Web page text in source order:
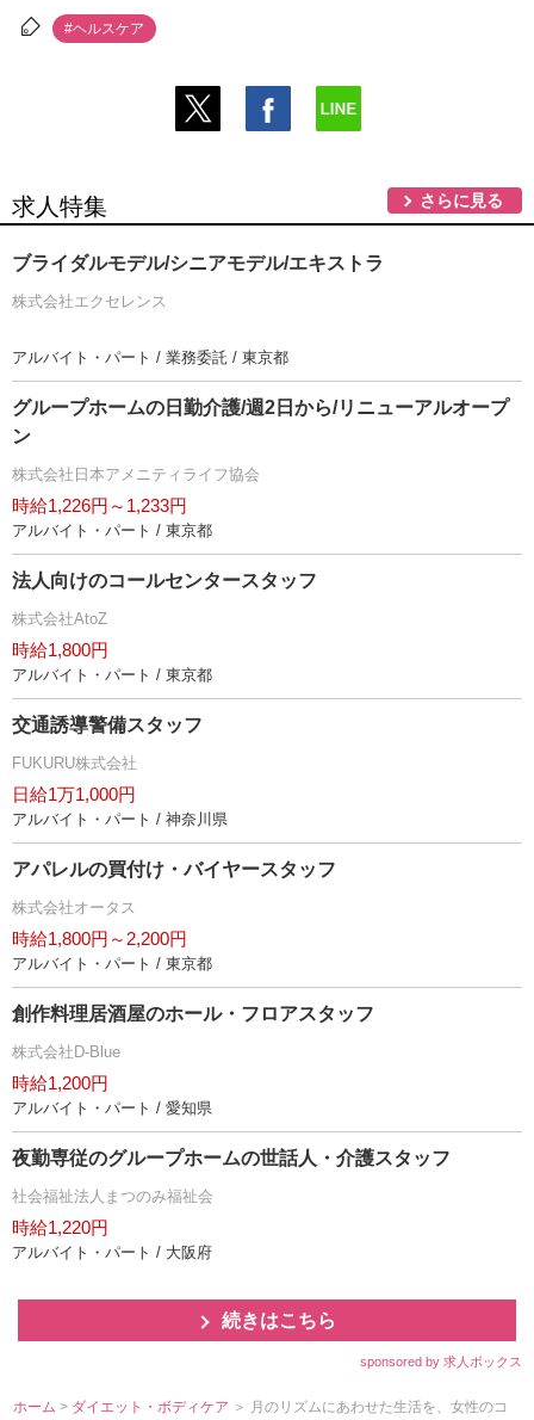
#ヘルスケア
求人特集 さらに見る
ブライダルモデル/シニアモデル/エキストラ
株式会社エクセレンス
アルバイト・パート / 業務委託 / 東京都
グループホームの日勤介護/週2日から/リニューアルオープ
ン
株式会社日本アメニティライフ協会
時給1,226円～1,233円
アルバイト・パート / 東京都
法人向けのコールセンタースタッフ
株式会社AtoZ
時給1,800円
アルバイト・パート / 東京都
交通誘導警備スタッフ
FUKURU株式会社
日給1万1,000円
アルバイト・パート / 神奈川県
アパレルの買付け・バイヤースタッフ
株式会社オータス
時給1,800円～2,200円
アルバイト・パート / 東京都
創作料理居酒屋のホール・フロアスタッフ
株式会社D-Blue
時給1,200円
アルバイト・パート / 愛知県
夜勤専従のグループホームの世話人・介護スタッフ
社会福祉法人まつのみ福祉会
時給1,220円
アルバイト・パート / 大阪府
続きはこちら
sponsored by 求人ボックス
ホーム > ダイエット・ボディケア ＞ 月のリズムにあわせた生活を、女性のコ